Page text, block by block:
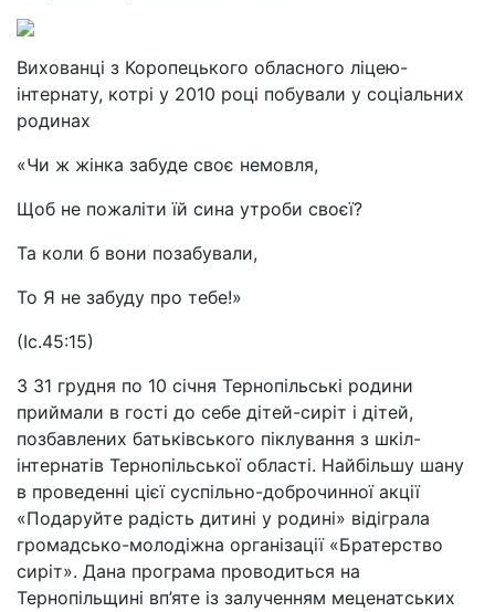
Вихованці з Коропецького обласного ліцею-
інтернату, котрі у 2010 році побували у соціальних
родинах
«Чи ж жінка забуде своє немовля,
Щоб не пожаліти їй сина утроби своєї?
Та коли б вони позабували,
То Я не забуду про тебе!»
(Іс.45:15)
З 31 грудня по 10 січня Тернопільські родини
приймали в гості до себе дітей-сиріт і дітей,
позбавлених батьківського піклування з шкіл-
інтернатів Тернопільської області. Найбільшу шану
в проведенні цієї суспільно-доброчинної акції
«Подаруйте радість дитині у родині» відіграла
громадсько-молодіжна організації «Братерство
сиріт». Дана програма проводиться на
Тернопільщині вп’яте із залученням меценатських